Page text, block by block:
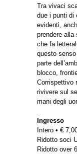
Tra vivaci
due i punti di
evidenti,
prendere alla
che fa
questo
parte
blocco,
Corrispettivo
rivivere sul
mani degli
Ingresso
Intero • €
Ridotto soci
Ridotto over